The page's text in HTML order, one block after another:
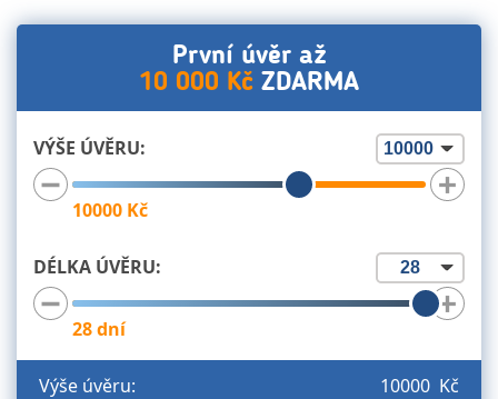
První úvěr až
10 000 Kč ZDARMA
VÝŠE ÚVĚRU:
10000 Kč
DÉLKA ÚVĚRU:
28dní
Výše úvěru:
10000 Kč